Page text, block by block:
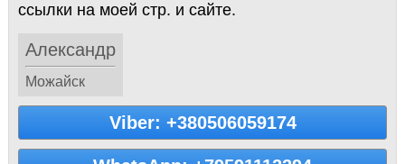
ссылки на моей стр. и сайте.
Александр
Можайск
Viber: +380506059174